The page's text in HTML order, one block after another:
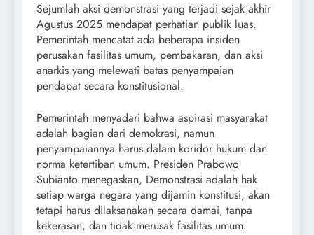
Sejumlah aksi demonstrasi yang terjadi sejak akhir
Agustus 2025 mendapat perhatian publik luas.
Pemerintah mencatat ada beberapa insiden
perusakan fasilitas umum, pembakaran, dan aksi
anarkis yang melewati batas penyampaian
pendapat secara konstitusional.
Pemerintah menyadari bahwa aspirasi masyarakat
adalah bagian dari demokrasi, namun
penyampaiannya harus dalam koridor hukum dan
norma ketertiban umum. Presiden Prabowo
Subianto menegaskan, Demonstrasi adalah hak
setiap warga negara yang dijamin konstitusi, akan
tetapi harus dilaksanakan secara damai, tanpa
kekerasan, dan tidak merusak fasilitas umum.